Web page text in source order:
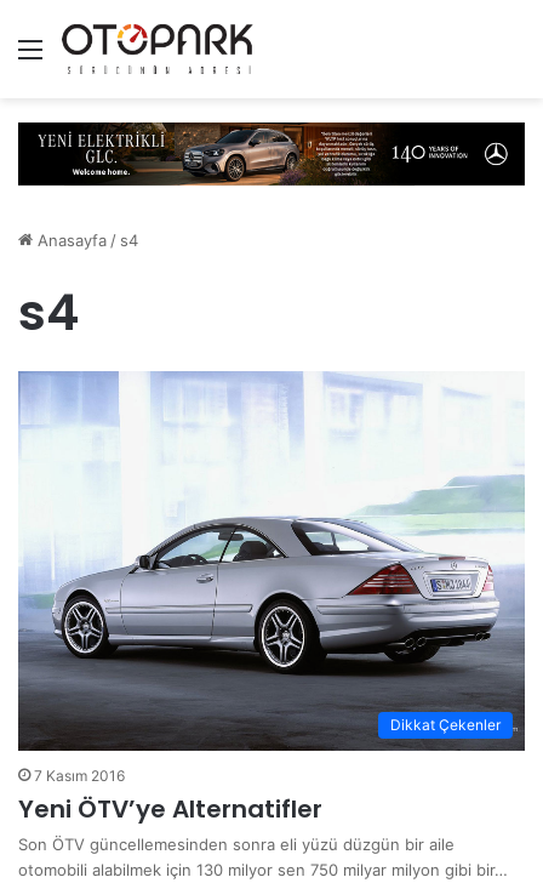
Menü
Anasayfa / s4
s4
Dikkat Çekenler
7 Kasım 2016
Yeni ÖTV’ye Alternatifler
Son ÖTV güncellemesinden sonra eli yüzü düzgün bir aile
otomobili alabilmek için 130 milyor sen 750 milyar milyon gibi bir…